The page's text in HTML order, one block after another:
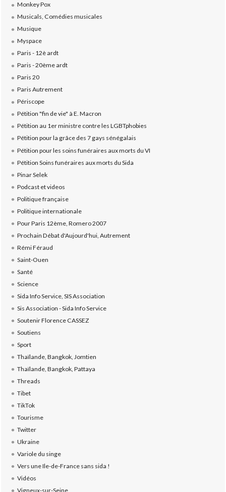
Monkey Pox
Musicals, Comédies musicales
Musique
Myspace
Paris - 12è ardt
Paris - 20ème ardt
Paris 20
Paris Autrement
Périscope
Pétition "fin de vie" à E. Macron
Pétition au 1er ministre contre les LGBTphobies
Pétition pour la grâce des 7 gays sénégalais
Pétition pour les soins funéraires aux morts du VI
Pétition Soins funéraires aux morts du Sida
Pinar Selek
Podcast et videos
Politique française
Politique internationale
Pour Paris 12ème, Romero 2007
Prochain Débat d'Aujourd'hui, Autrement
Rémi Féraud
Saint-Ouen
Santé
Science
Sida Info Service, SIS Association
Sis Association - Sida Info Service
Soutenir Florence CASSEZ
Soutiens
Sport
Thaïlande, Bangkok, Jomtien
Thaïlande, Bangkok, Pattaya
Threads
Tibet
TikTok
Tourisme
Twitter
Ukraine
Variole du singe
Vers une Ile-de-France sans sida !
Vidéos
Vigneux-sur-Seine